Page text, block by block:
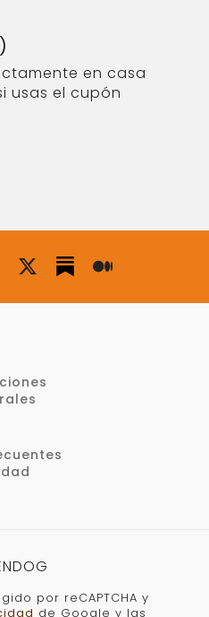
en casa
usas el cupón
por reCAPTCHA y
de Google y las